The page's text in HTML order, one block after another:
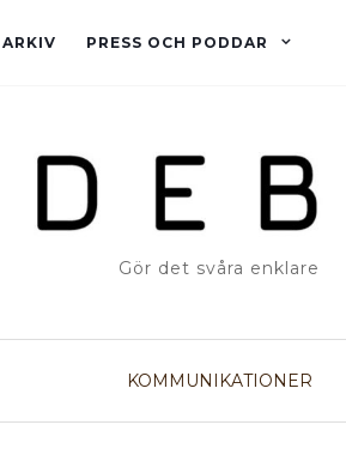
ARKIV PRESS OCH PODDAR
Gör det svåra enklare
KOMMUNIKATIONER